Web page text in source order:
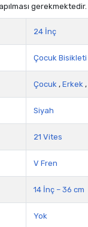
gerekmektedir.
24 İnç
Çocuk Bisikleti
Çocuk , Erkek ,
Siyah
21 Vites
V Fren
14 İnç – 36 cm
Yok